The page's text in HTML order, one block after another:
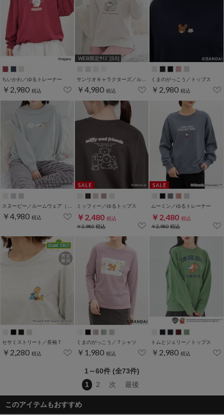
ちいかわ／ゆるトレーナー
￥2,980 税込
WEB限定ｻｲｽﾞ[SS]
￥4,980 税込
くまのがっこう／トップス
￥2,980 税込
￥4,980 税込
ミッフィー／ゆるトップス
￥2,480 税込
￥2,980税込
ムーミン／ゆるトレーナー
￥2,480 税込
￥2,980税込
セサミストリート／長袖Ｔ
￥2,280 税込
くまのがっこう／Ｔシャツ
￥1,980 税込
トムとジェリー／トップス
￥2,980 税込
1～60件 (全73件)
1
2 次 最後
このアイテムもおすすめ